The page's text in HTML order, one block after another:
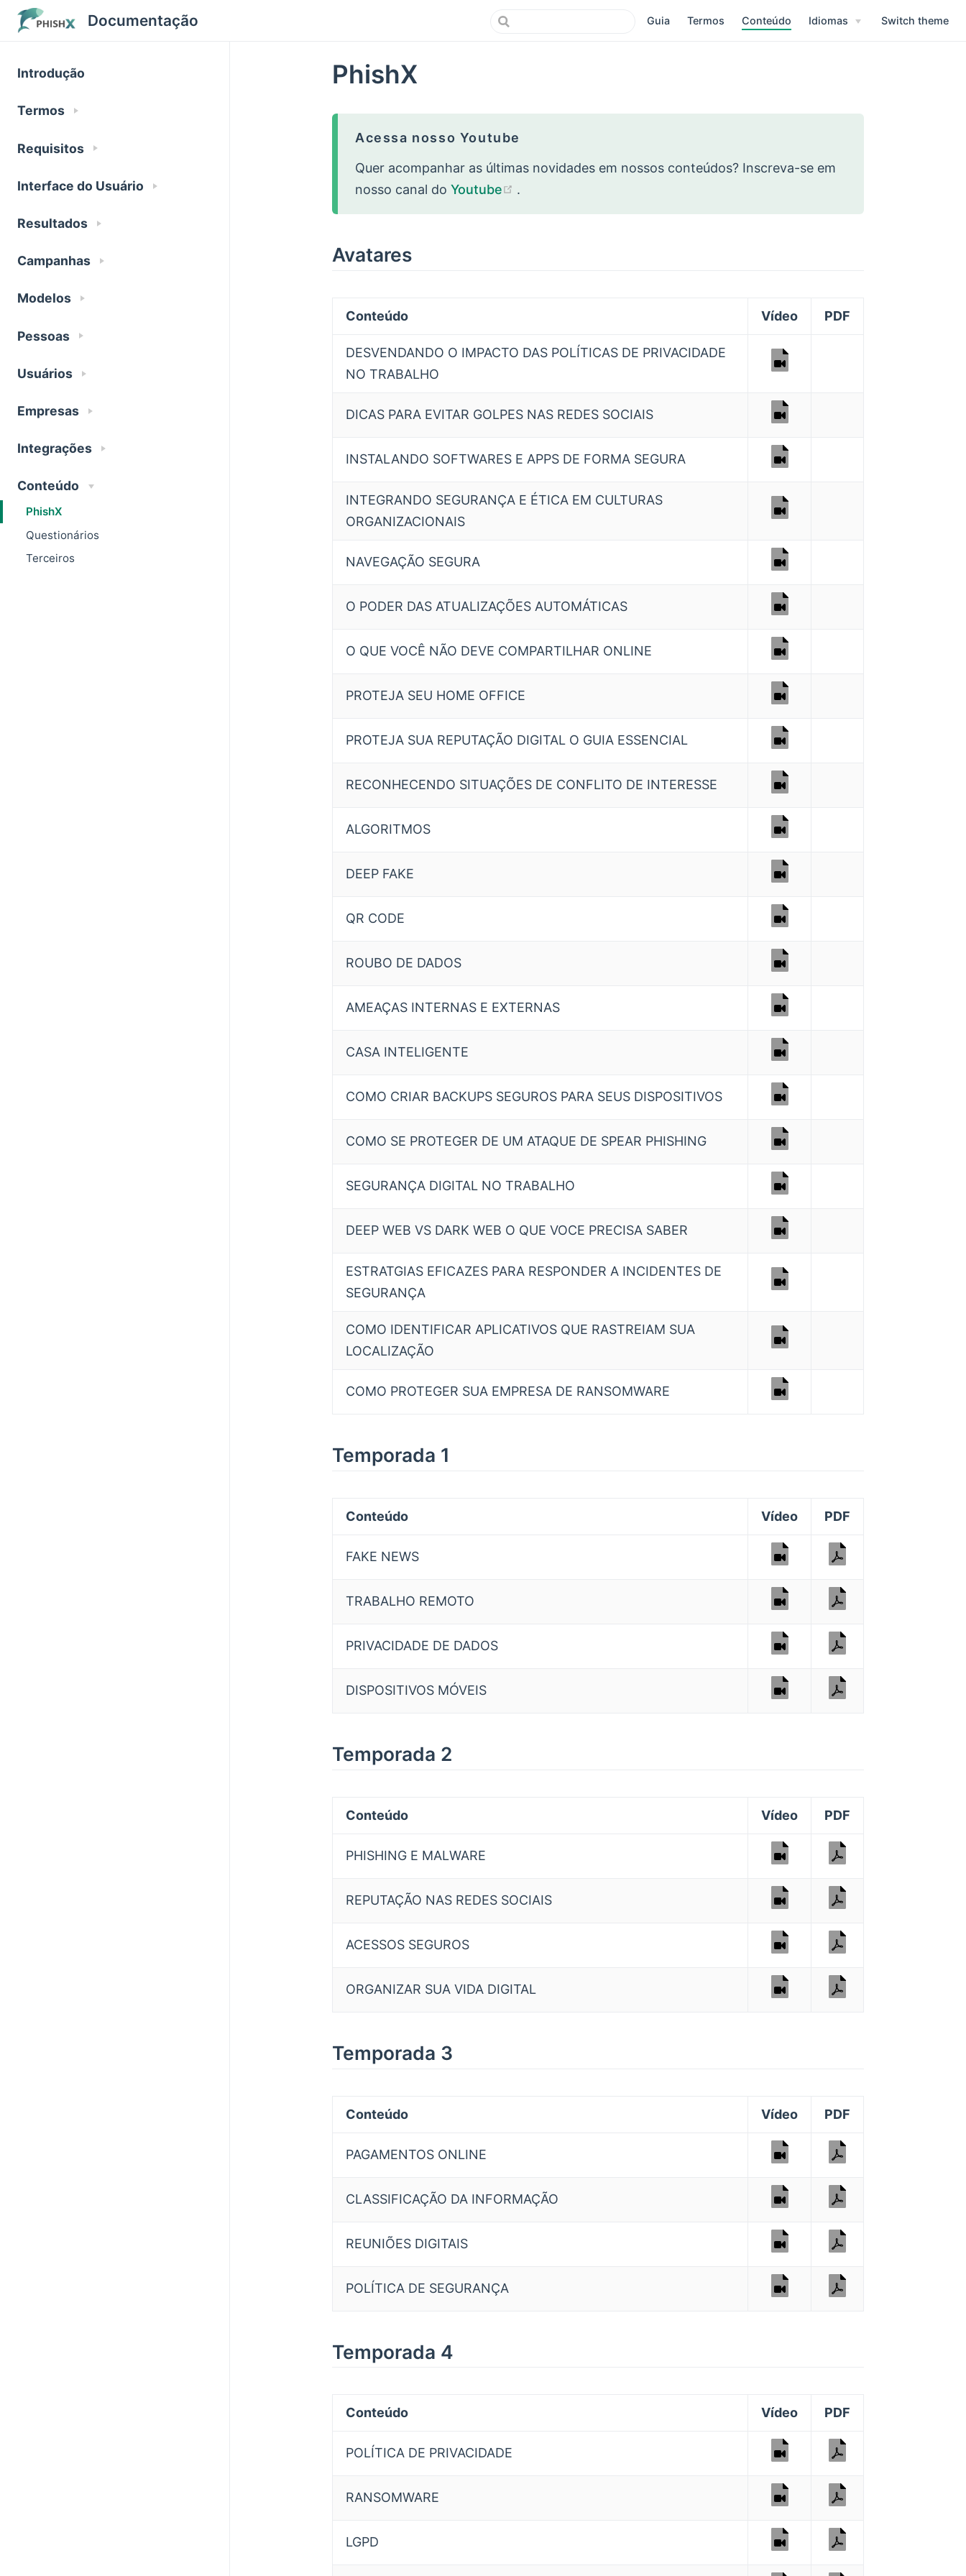
Documentação Guia Termos Conteúdo Idiomas Switch theme
Introdução
Termos
Requisitos
Interface do Usuário
Resultados
Campanhas
Modelos
Pessoas
Usuários
Empresas
Integrações
Conteúdo
PhishX
Questionários
Terceiros
PhishX
Acessa nosso Youtube
Quer acompanhar as últimas novidades em nossos conteúdos? Inscreva-se em
nosso canal do Youtube .
Avatares
Conteúdo Vídeo PDF
DESVENDANDO O IMPACTO DAS POLÍTICAS DE PRIVACIDADE
NO TRABALHO
DICAS PARA EVITAR GOLPES NAS REDES SOCIAIS
INSTALANDO SOFTWARES E APPS DE FORMA SEGURA
INTEGRANDO SEGURANÇA E ÉTICA EM CULTURAS
ORGANIZACIONAIS
NAVEGAÇÃO SEGURA
O PODER DAS ATUALIZAÇÕES AUTOMÁTICAS
O QUE VOCÊ NÃO DEVE COMPARTILHAR ONLINE
PROTEJA SEU HOME OFFICE
PROTEJA SUA REPUTAÇÃO DIGITAL O GUIA ESSENCIAL
RECONHECENDO SITUAÇÕES DE CONFLITO DE INTERESSE
ALGORITMOS
DEEP FAKE
QR CODE
ROUBO DE DADOS
AMEAÇAS INTERNAS E EXTERNAS
CASA INTELIGENTE
COMO CRIAR BACKUPS SEGUROS PARA SEUS DISPOSITIVOS
COMO SE PROTEGER DE UM ATAQUE DE SPEAR PHISHING
SEGURANÇA DIGITAL NO TRABALHO
DEEP WEB VS DARK WEB O QUE VOCE PRECISA SABER
ESTRATGIAS EFICAZES PARA RESPONDER A INCIDENTES DE
SEGURANÇA
COMO IDENTIFICAR APLICATIVOS QUE RASTREIAM SUA
LOCALIZAÇÃO
COMO PROTEGER SUA EMPRESA DE RANSOMWARE
Temporada 1
Conteúdo Vídeo PDF
FAKE NEWS
TRABALHO REMOTO
PRIVACIDADE DE DADOS
DISPOSITIVOS MÓVEIS
Temporada 2
Conteúdo Vídeo PDF
PHISHING E MALWARE
REPUTAÇÃO NAS REDES SOCIAIS
ACESSOS SEGUROS
ORGANIZAR SUA VIDA DIGITAL
Temporada 3
Conteúdo Vídeo PDF
PAGAMENTOS ONLINE
CLASSIFICAÇÃO DA INFORMAÇÃO
REUNIÕES DIGITAIS
POLÍTICA DE SEGURANÇA
Temporada 4
Conteúdo Vídeo PDF
POLÍTICA DE PRIVACIDADE
RANSOMWARE
LGPD